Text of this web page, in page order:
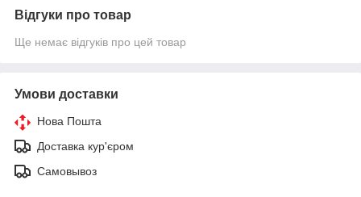
Відгуки про товар
Ще немає відгуків про цей товар
Умови доставки
Нова Пошта
Доставка кур'єром
Самовывоз